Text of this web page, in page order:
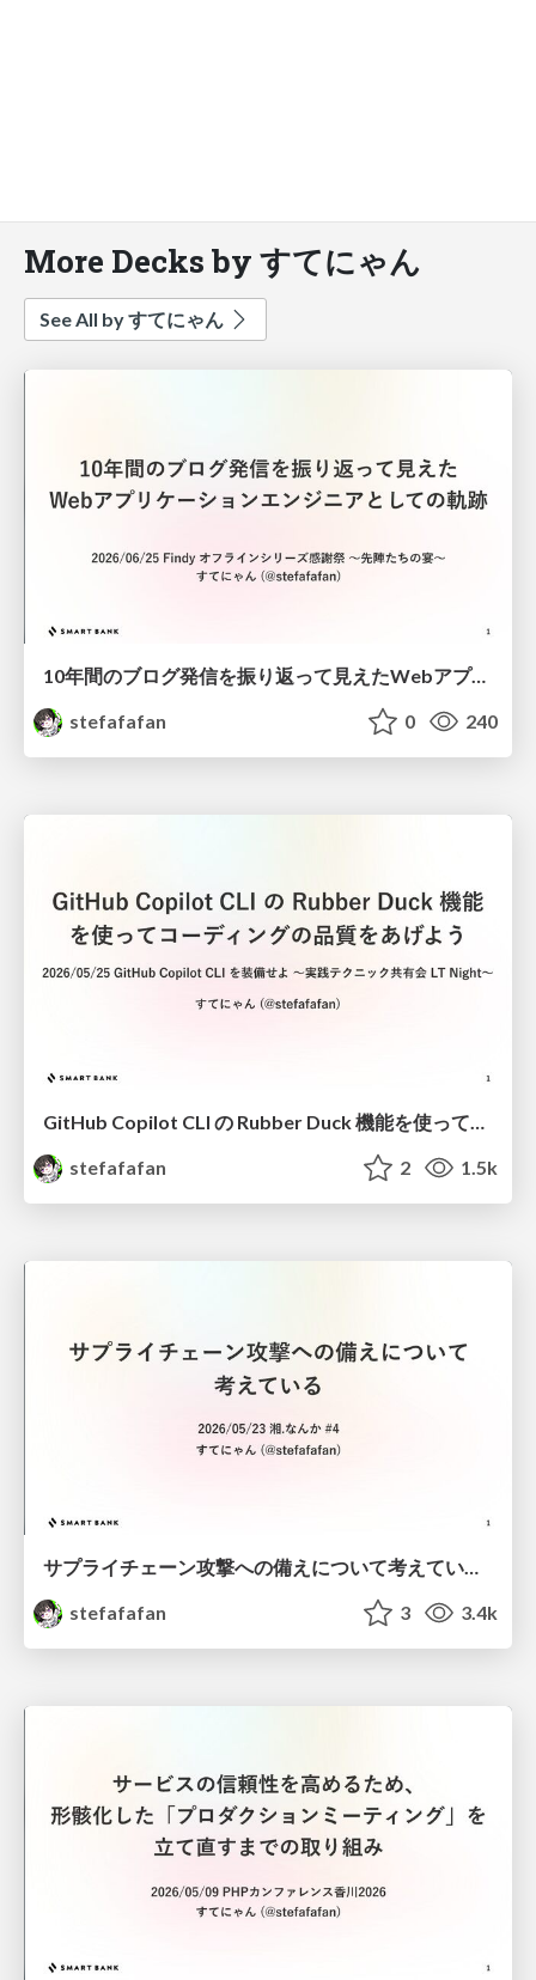
More Decks by すてにゃん
See All by すてにゃん
10年間のブログ発信を振り返って見えたWebアプリケーションエンジニアとしての軌跡
stefafafan
0 240
stefafafan
2 1.5k
サプライチェーン攻撃への備えについて考えている #湘なんか
stefafafan
3 3.4k